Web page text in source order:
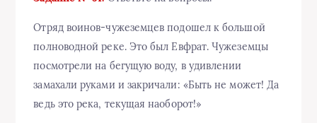
Отряд воинов-чужеземцев подошел к большой
полноводной реке. Это был Евфрат. Чужеземцы
посмотрели на бегущую воду, в удивлении
замахали руками и закричали: «Быть не может! Да
ведь это река, текущая наоборот!»